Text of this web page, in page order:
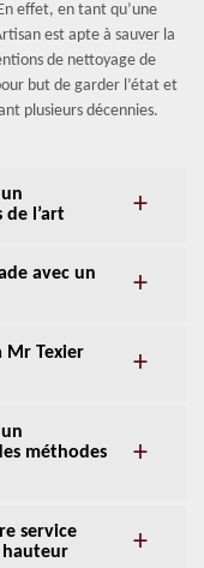
effet, en tant qu’une
est apte à sauver la
de nettoyage de
but de garder l’état et
plusieurs décennies.
de l’art
avec un
Mr Texier
méthodes
service
hauteur